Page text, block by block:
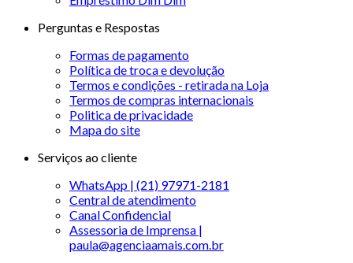
Perguntas e Respostas
Formas de pagamento
Política de troca e devolução
Termos e condições - retirada na Loja
Termos de compras internacionais
Politica de privacidade
Mapa do site
Serviços ao cliente
WhatsApp | (21) 97971-2181
Central de atendimento
Canal Confidencial
Assessoria de Imprensa |
paula@agenciaamais.com.br